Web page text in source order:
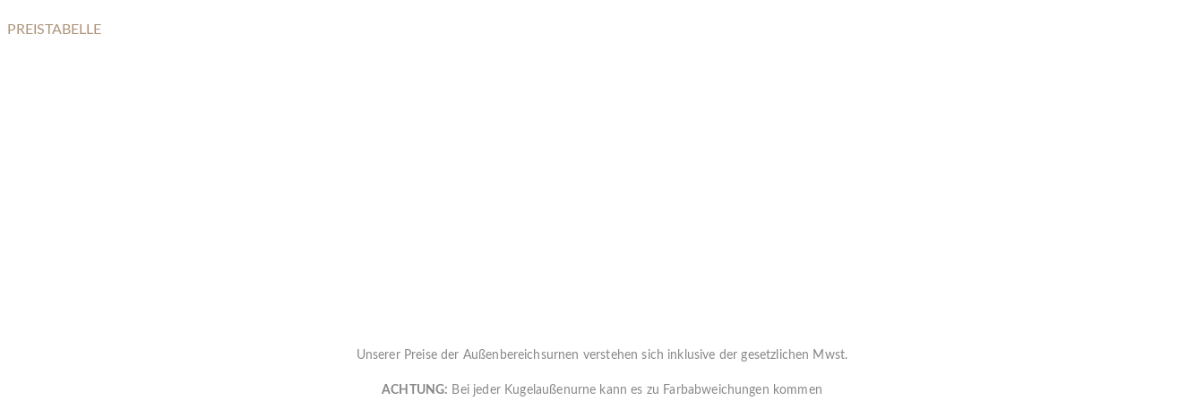
PREISTABELLE
Unserer Preise der Außenbereichsurnen verstehen sich inklusive der gesetzlichen Mwst.
ACHTUNG: Bei jeder Kugelaußenurne kann es zu Farbabweichungen kommen